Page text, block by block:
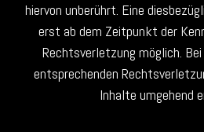
hiervon unberührt. Eine
erst ab dem Zeitpunkt der
Rechtsverletzung möglich.
entsprechenden
Inhalte umgehend